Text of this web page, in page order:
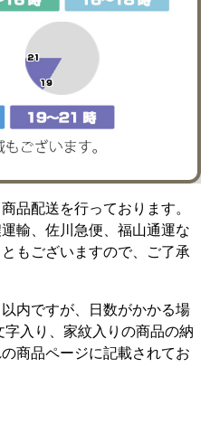
品配送を行っております。
輸、佐川急便、福山通運な
もございますので、ご了承
内ですが、日数がかかる場
入り、家紋入りの商品の納
商品ページに記載されてお